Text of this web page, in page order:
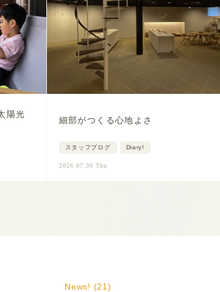
陽光
細部がつくる心地よさ
スタッフブログ Diary!
2026.07.30 Thu
News! (21)